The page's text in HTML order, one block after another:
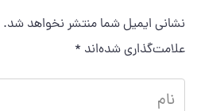
نشانی ایمیل شما منتشر نخواهد شد.
علامت‌گذاری شده‌اند *